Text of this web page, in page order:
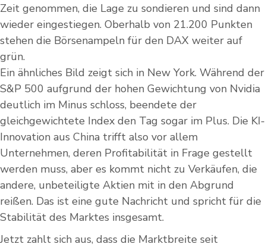
Zeit genommen, die Lage zu sondieren und sind dann
wieder eingestiegen. Oberhalb von 21.200 Punkten
stehen die Börsenampeln für den DAX weiter auf
grün.
Ein ähnliches Bild zeigt sich in New York. Während der
S&P 500 aufgrund der hohen Gewichtung von Nvidia
deutlich im Minus schloss, beendete der
gleichgewichtete Index den Tag sogar im Plus. Die KI-
Innovation aus China trifft also vor allem
Unternehmen, deren Profitabilität in Frage gestellt
werden muss, aber es kommt nicht zu Verkäufen, die
andere, unbeteiligte Aktien mit in den Abgrund
reißen. Das ist eine gute Nachricht und spricht für die
Stabilität des Marktes insgesamt.
Jetzt zahlt sich aus, dass die Marktbreite seit